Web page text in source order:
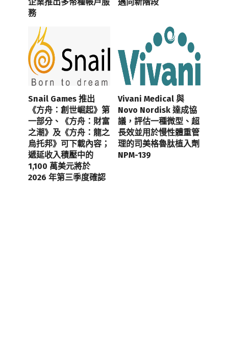
企業推出多幣種帳戶服
務
邁向新階段
Snail Games 推出
《方舟：創世崛起》第
一部分、《方舟：財富
之潮》及《方舟：龍之
烏托邦》可下載內容；
遞延收入積壓中的
1,100 萬美元將於
2026 年第三季度確認
Vivani Medical 與
Novo Nordisk 達成協
議，評估一種微型、超
長效並用於慢性體重管
理的司美格魯肽植入劑
NPM-139